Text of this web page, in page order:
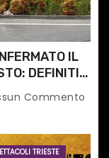
IL
DEFINITI
Commento
TRIESTE